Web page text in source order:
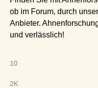
ob im Forum, durch
Anbieter.
und verlässlich!
10
2K